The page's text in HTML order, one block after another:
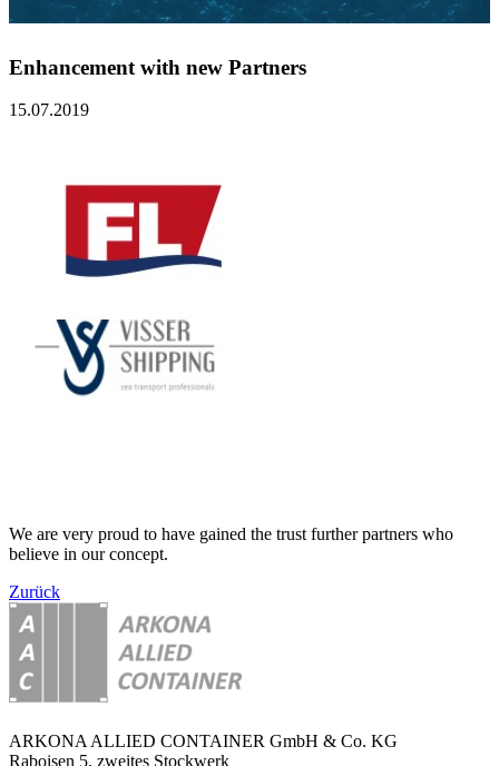
Enhancement with new Partners
15.07.2019
We are very proud to have gained the trust further partners who
believe in our concept.
Zurück
ARKONA ALLIED CONTAINER GmbH & Co. KG
Raboisen 5, zweites Stockwerk